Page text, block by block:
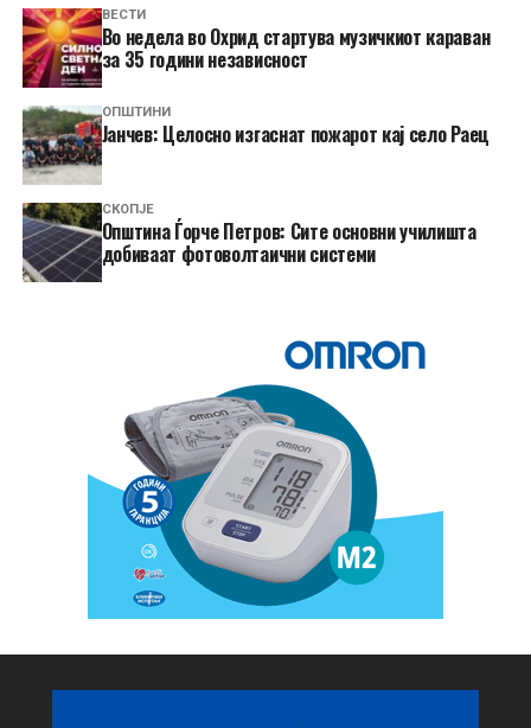
ВЕСТИ
Во недела во Охрид стартува музичкиот караван
за 35 години независност
ОПШТИНИ
Јанчев: Целосно изгаснат пожарот кај село Раец
СКОПЈЕ
Општина Ѓорче Петров: Сите основни училишта
добиваат фотоволтаични системи